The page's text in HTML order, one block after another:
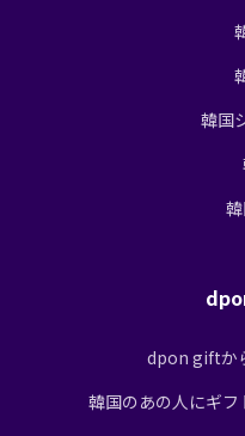
韓国
dpon giftか
韓国のあの人にギ